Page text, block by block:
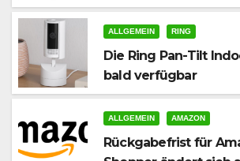
ALLGEMEIN RING
Die Ring Pan-Tilt
bald verfügbar
ALLGEMEIN AMAZON
Rückgabefrist für